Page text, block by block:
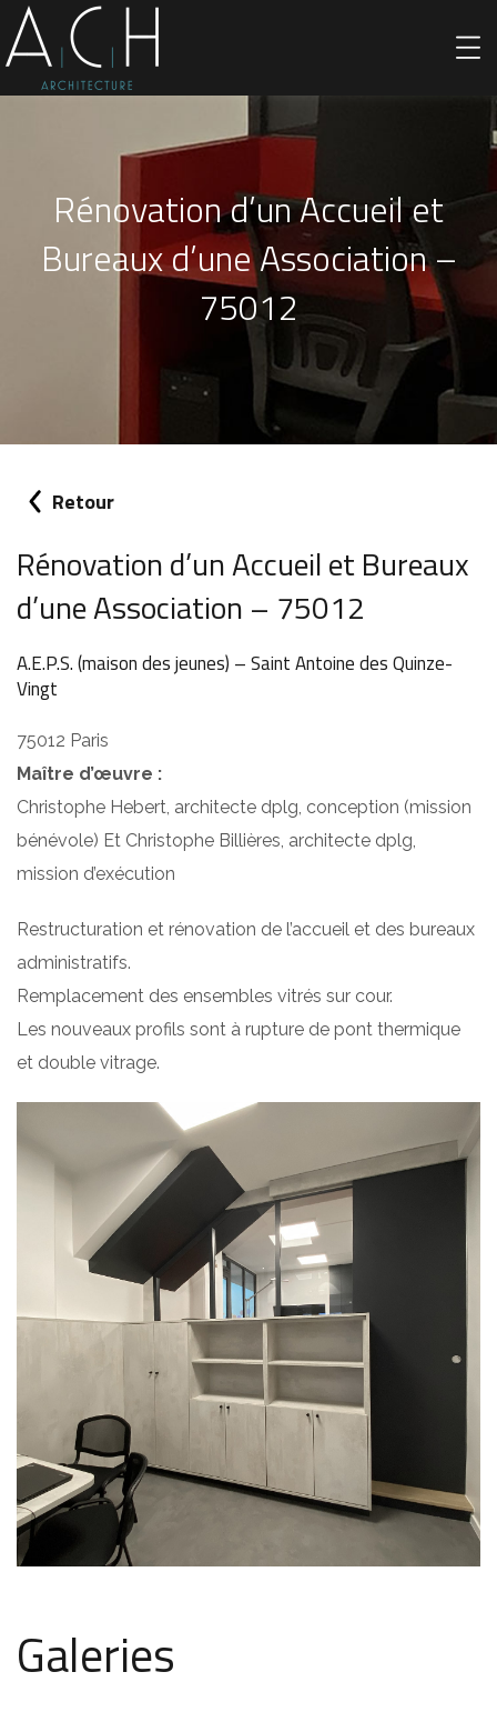
Rénovation d’un Accueil et
Bureaux d’une Association –
75012
Retour
Rénovation d’un Accueil et Bureaux
d’une Association – 75012
A.E.P.S. (maison des jeunes) – Saint Antoine des Quinze-
Vingt
75012 Paris
Maître d’œuvre :
Christophe Hebert, architecte dplg, conception (mission
bénévole) Et Christophe Billières, architecte dplg,
mission d’exécution
Restructuration et rénovation de l’accueil et des bureaux
administratifs.
Remplacement des ensembles vitrés sur cour.
Les nouveaux profils sont à rupture de pont thermique
et double vitrage.
Galeries